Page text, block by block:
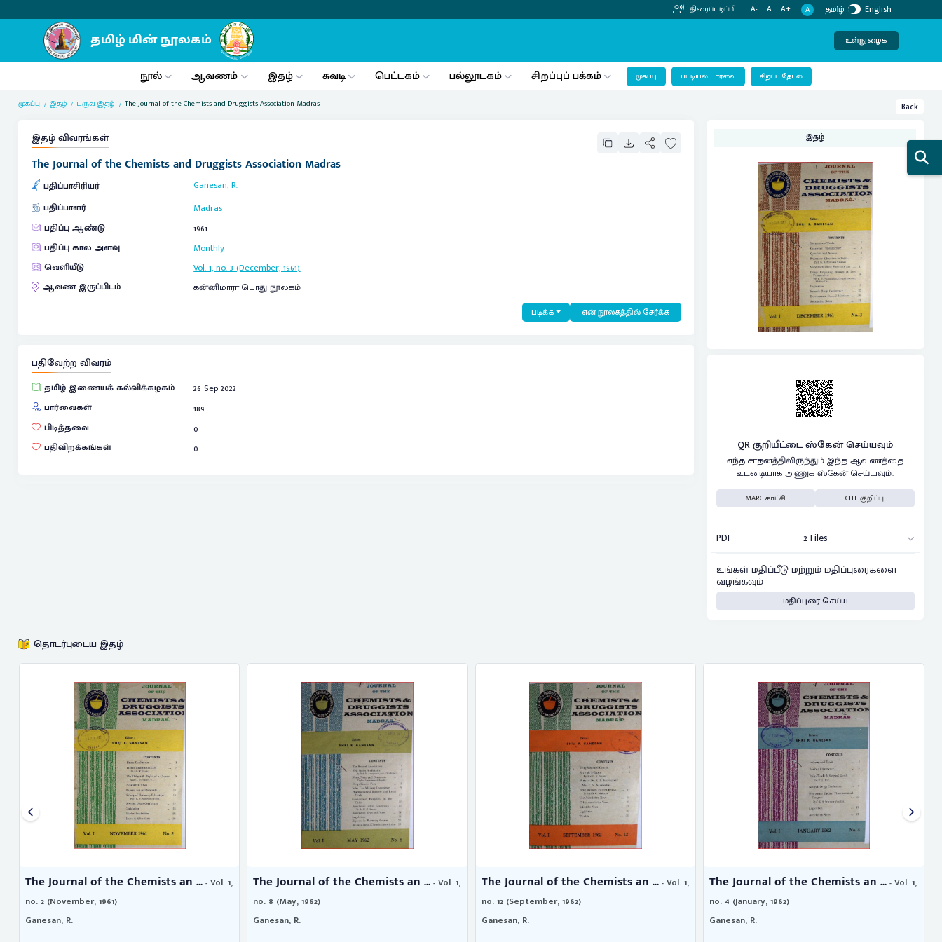
திரைப்படிப்பி A- A A+ A தமிழ் English
உள்நுழைக
நூல் ஆவணம் இதழ் சுவடி பெட்டகம் பல்லூடகம் சிறப்புப் பக்கம் முகப்பு பட்டியல் பார்வை சிறப்பு தேடல்
முகப்பு இதழ் பருவ இதழ் The Journal of the Chemists and Druggists Association Madras Back
இதழ் விவரங்கள்
The Journal of the Chemists and Druggists Association Madras
பதிப்பாசிரியர்
Ganesan, R.
பதிப்பாளர்
Madras
பதிப்பு ஆண்டு
1961
பதிப்பு கால அளவு
Monthly
வெளியீடு
Vol. 1, no. 3 (December, 1961)
ஆவண இருப்பிடம்
கன்னிமாரா பொது நூலகம்
படிக்க என் நூலகத்தில் சேர்க்க
பதிவேற்ற விவரம்
தமிழ் இணையக் கல்விக்கழகம்
26 Sep 2022
பார்வைகள்
189
பிடித்தவை
0
பதிவிறக்கங்கள்
0
இதழ்
QR குறியீட்டை ஸ்கேன் செய்யவும்
எந்த சாதனத்திலிருந்தும் இந்த ஆவணத்தை
உடனடியாக அணுக ஸ்கேன் செய்யவும்..
MARC காட்சி CITE குறிப்பு
PDF 2 Files
உங்கள் மதிப்பீடு மற்றும் மதிப்புரைகளை
வழங்கவும்
மதிப்புரை செய்ய
தொடர்புடைய இதழ்
The Journal of the Chemists an ...- Vol. 1,
no. 2 (November, 1961)
Ganesan, R.
The Journal of the Chemists an ...- Vol. 1,
no. 8 (May, 1962)
Ganesan, R.
The Journal of the Chemists an ...- Vol. 1,
no. 12 (September, 1962)
Ganesan, R.
The Journal of the Chemists an ...- Vol. 1,
no. 4 (January, 1962)
Ganesan, R.